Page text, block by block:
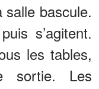
salle bascule.
s’agitent.
les tables,
sortie. Les